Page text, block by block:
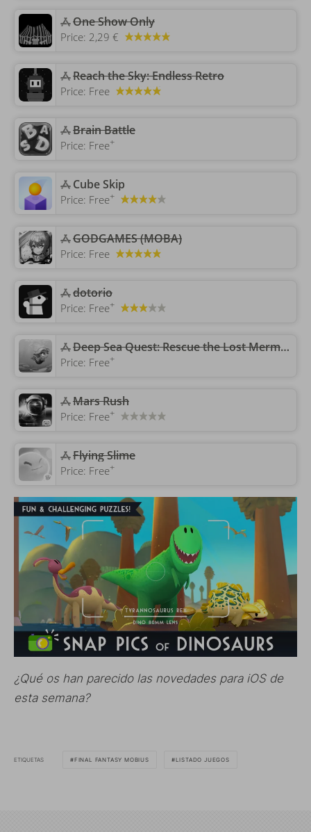
One Show Only
Price: 2,29 €
Reach the Sky: Endless Retro
Price: Free
‎Brain Battle
Price: Free+
‎Cube Skip
Price: Free+
GODGAMES (MOBA)
Price: Free
dotorio
Price: Free+
‎Deep Sea Quest: Rescue the Lost Mermaid
Price: Free+
Mars Rush
Price: Free+
Flying Slime
Price: Free+
¿Qué os han parecido las novedades para iOS de
esta semana?
ETIQUETAS FINAL FANTASY MOBIUS LISTADO JUEGOS